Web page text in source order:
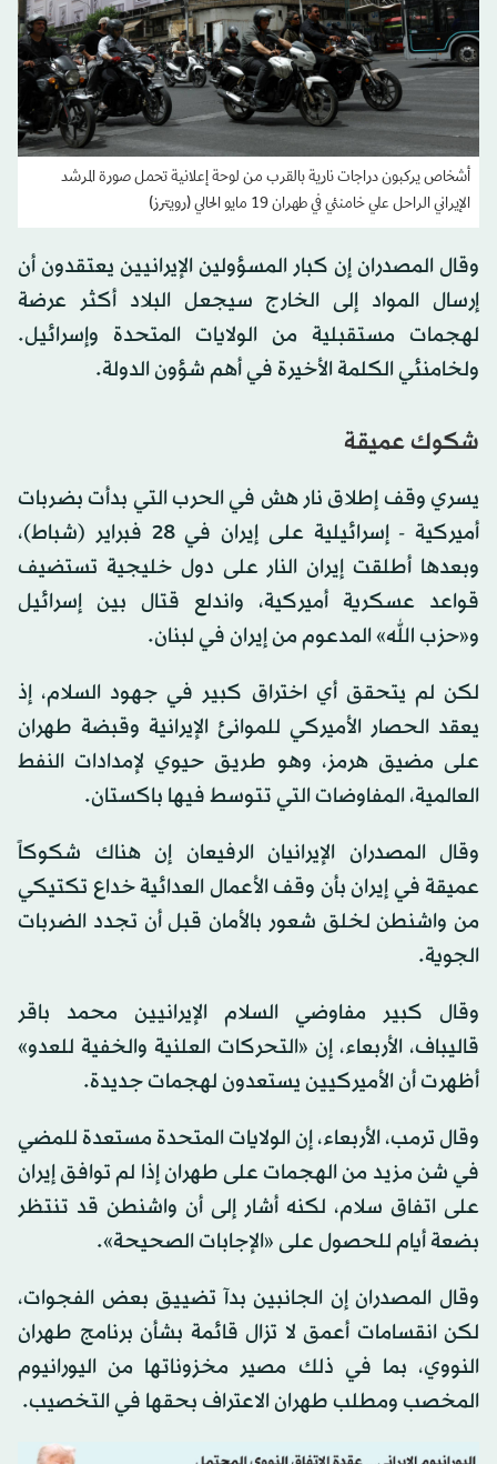
أشخاص يركبون دراجات نارية بالقرب من لوحة إعلانية تحمل صورة المرشد
الإيراني الراحل علي خامنئي في طهران 19 مايو الحالي (رويترز)
وقال المصدران إن كبار المسؤولين الإيرانيين يعتقدون أن
إرسال المواد إلى الخارج سيجعل البلاد أكثر عرضة
لهجمات مستقبلية من الولايات المتحدة وإسرائيل.
ولخامنئي الكلمة الأخيرة في أهم شؤون الدولة.
شكوك عميقة
يسري وقف إطلاق نار هش في الحرب التي بدأت بضربات
أميركية - إسرائيلية على إيران في 28 فبراير (شباط)،
وبعدها أطلقت إيران النار على دول خليجية تستضيف
قواعد عسكرية أميركية، واندلع قتال بين إسرائيل
و«حزب الله» المدعوم من إيران في لبنان.
لكن لم يتحقق أي اختراق كبير في جهود السلام، إذ
يعقد الحصار الأميركي للموانئ الإيرانية وقبضة طهران
على مضيق هرمز، وهو طريق حيوي لإمدادات النفط
العالمية، المفاوضات التي تتوسط فيها باكستان.
وقال المصدران الإيرانيان الرفيعان إن هناك شكوكاً
عميقة في إيران بأن وقف الأعمال العدائية خداع تكتيكي
من واشنطن لخلق شعور بالأمان قبل أن تجدد الضربات
الجوية.
وقال كبير مفاوضي السلام الإيرانيين محمد باقر
قاليباف، الأربعاء، إن «التحركات العلنية والخفية للعدو»
أظهرت أن الأميركيين يستعدون لهجمات جديدة.
وقال ترمب، الأربعاء، إن الولايات المتحدة مستعدة للمضي
في شن مزيد من الهجمات على طهران إذا لم توافق إيران
على اتفاق سلام، لكنه أشار إلى أن واشنطن قد تنتظر
بضعة أيام للحصول على «الإجابات الصحيحة».
وقال المصدران إن الجانبين بدآ تضييق بعض الفجوات،
لكن انقسامات أعمق لا تزال قائمة بشأن برنامج طهران
النووي، بما في ذلك مصير مخزوناتها من اليورانيوم
المخصب ومطلب طهران الاعتراف بحقها في التخصيب.